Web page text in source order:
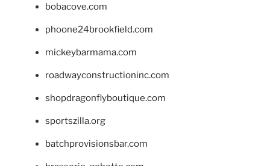
bobacove.com
phoone24brookfield.com
mickeybarmama.com
roadwayconstructioninc.com
shopdragonflyboutique.com
sportszilla.org
batchprovisionsbar.com